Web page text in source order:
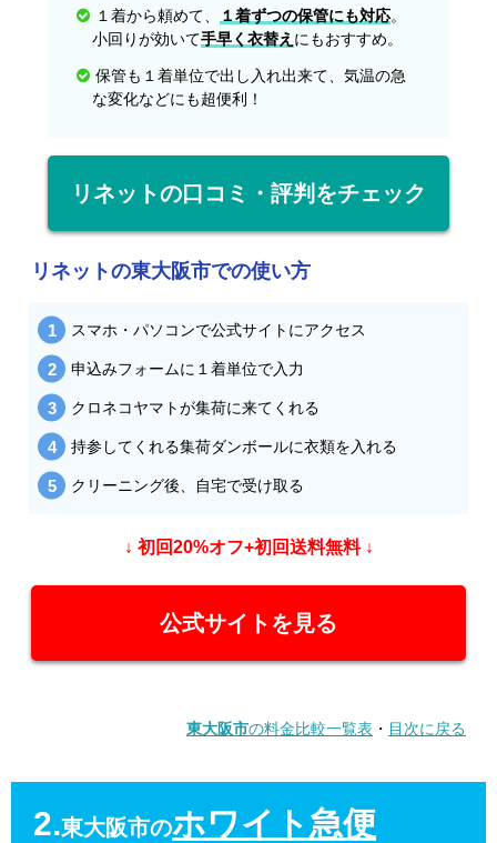
１着から頼めて、 １着ずつの保管にも対応。
小回りが効いて手早く衣替え にもおすすめ。
保管も１着単位で出し入れ出来て、気温の急
な変化などにも超便利！
リネットの口コミ・評判をチェック
リネットの東大阪市での使い方
スマホ・パソコンで公式サイトにアクセス
申込みフォームに１着単位で入力
クロネコヤマトが集荷に来てくれる
持参してくれる集荷ダンボールに衣類を入れる
クリーニング後、自宅で受け取る
↓ 初回20%オフ+初回送料無料 ↓
公式サイトを見る
東大阪市の料金比較一覧表 ・ 目次に戻る
2.東大阪市のホワイト急便